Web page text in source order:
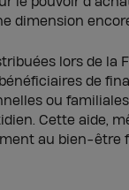
dimension
lors de la
de
ou
Cette aide,
au bien-être